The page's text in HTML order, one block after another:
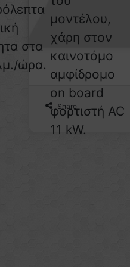
στα
ώρα.
μοντέλου,
χάρη στον
καινοτόμο
αμφίδρομο
on board
φορτιστή AC
11 kW.
Share